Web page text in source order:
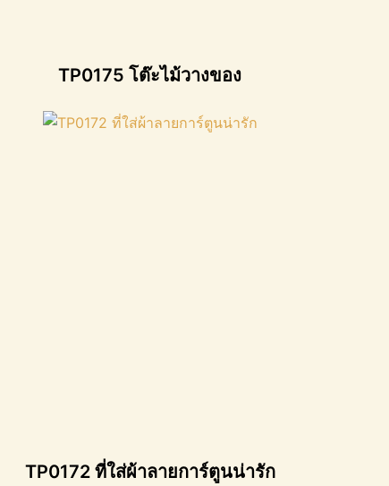
TP0175 โต๊ะไม้วางของ
TP0172 ที่ใส่ผ้าลายการ์ตูนน่ารัก